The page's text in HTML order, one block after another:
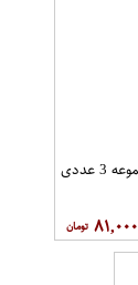
۸۱,۰۰۰